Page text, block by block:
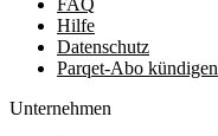
Hilfe
Datenschutz
Parqet-Abo kündigen
Unternehmen